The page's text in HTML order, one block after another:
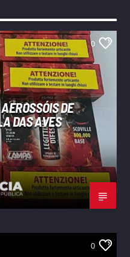
0
DE
DAS AVES
0